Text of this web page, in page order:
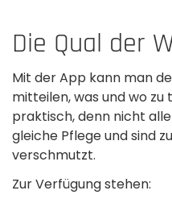
Die Qual der
Mit der App kann man
mitteilen, was und wo zu
praktisch, denn nicht
gleiche Pflege und sind
verschmutzt.
Zur Verfügung stehen: